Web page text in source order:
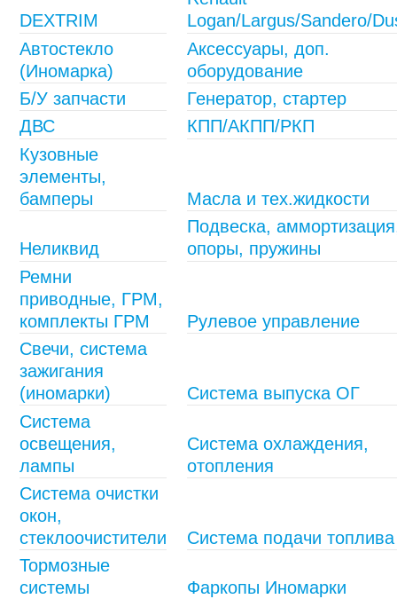
Крепеж колесный
Мототехника
Садовая техника
Инструмент
Лодки и моторы
Активный отдых
Электроинструмент
и оснастка
DEXTRIM
Logan/Largus/Sandero/
Автостекло
(Иномарка)
Аксессуары, доп.
оборудование
Б/У запчасти
Генератор, стартер
ДВС
КПП/АКПП/РКП
Кузовные
элементы,
бамперы
Масла и тех.жидкости
Неликвид
Подвеска,
опоры, пружины
Ремни
приводные, ГРМ,
комплекты ГРМ
Рулевое управление
Свечи, система
зажигания
(иномарки)
Система выпуска ОГ
Система
освещения,
лампы
Система охлаждения,
отопления
Система очистки
окон,
стеклоочистители
Система подачи топлива
Тормозные
системы
Фаркопы Иномарки